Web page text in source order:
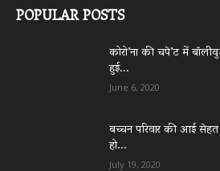
POPULAR POSTS
कोरो’ना की चपे’ट में
हुई...
June 6, 2020
बच्चन परिवार की आई
हो...
July 19, 2020